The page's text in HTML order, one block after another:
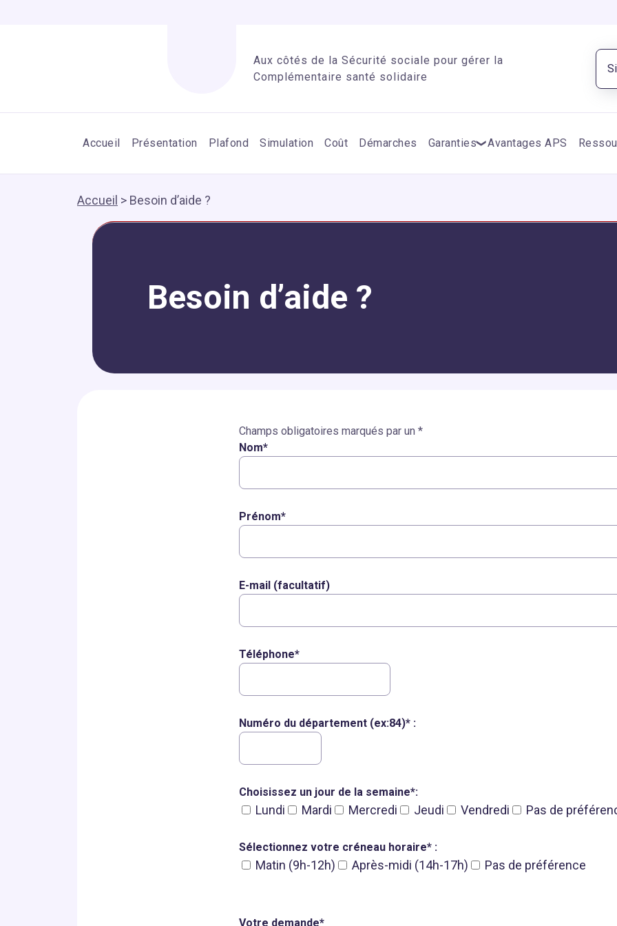
Aux côtés de la Sécurité sociale pour gérer la
Complémentaire santé solidaire
Accueil Présentation Plafond Simulation Coût Démarches Garanties Avantages APS
Accueil > Besoin d’aide ?
Besoin d’aide ?
Champs obligatoires marqués par un *
Nom*
Prénom*
E-mail (facultatif)
Téléphone*
Numéro du département (ex:84)* :
Choisissez un jour de la semaine*:
Lundi Mardi Mercredi Jeudi Vendredi Pas de
Sélectionnez votre créneau horaire* :
Matin (9h-12h) Après-midi (14h-17h) Pas de préférence
laisser
Votre demande*